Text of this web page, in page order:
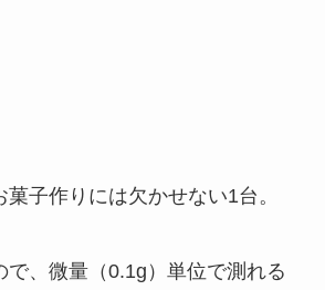
子作りには欠かせない1台。
で、微量（0.1g）単位で測れる